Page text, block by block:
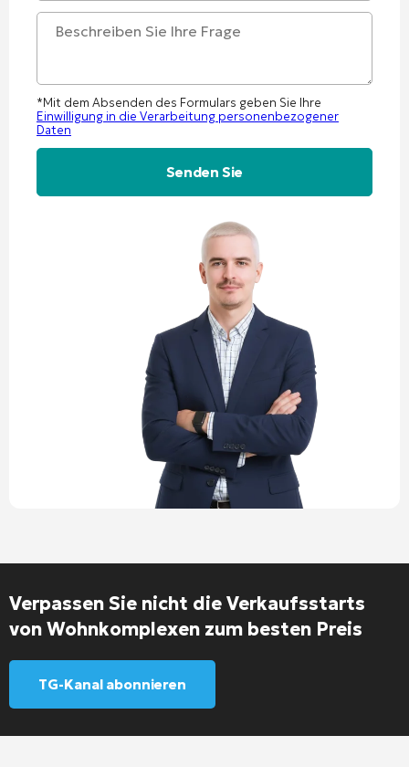
*Mit dem Absenden des Formulars geben Sie Ihre
Einwilligung in die Verarbeitung personenbezogener
Daten
Verpassen Sie nicht die Verkaufsstarts
von Wohnkomplexen zum besten Preis
TG-Kanal abonnieren